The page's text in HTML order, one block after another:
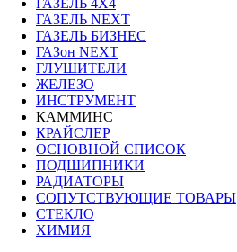
ГАЗЕЛЬ 4Х4
ГАЗЕЛЬ NEXT
ГАЗЕЛЬ БИЗНЕС
ГАЗон NEXT
ГЛУШИТЕЛИ
ЖЕЛЕЗО
ИНСТРУМЕНТ
КАММИНС
КРАЙСЛЕР
ОСНОВНОЙ СПИСОК
ПОДШИПНИКИ
РАДИАТОРЫ
СОПУТСТВУЮЩИЕ ТОВАРЫ
СТЕКЛО
ХИМИЯ